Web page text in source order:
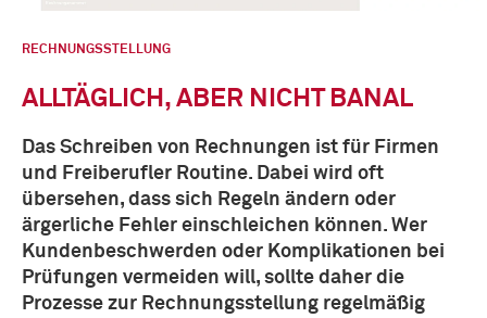
RECHNUNGSSTELLUNG
ALLTÄGLICH, ABER NICHT BANAL
Das Schreiben von Rechnungen ist für Firmen
und Freiberufler Routine. Dabei wird oft
übersehen, dass sich Regeln ändern oder
ärgerliche Fehler einschleichen können. Wer
Kundenbeschwerden oder Komplikationen bei
Prüfungen vermeiden will, sollte daher die
Prozesse zur Rechnungsstellung regelmäßig